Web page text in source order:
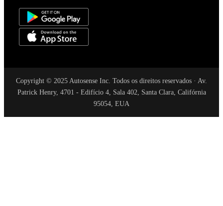
Copyright © 2025 Autosense Inc. Todos os direitos reservados · Av.
Patrick Henry, 4701 - Edifício 4, Sala 402, Santa Clara, Califórnia
95054, EUA